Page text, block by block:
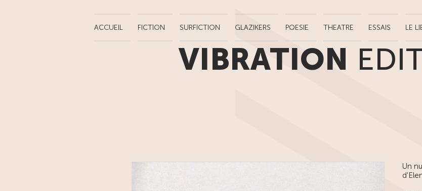
ACCUEIL FICTION SURFICTION GLAZIKERS POESIE THEATRE ESSAIS LE
VIBRATION
Un